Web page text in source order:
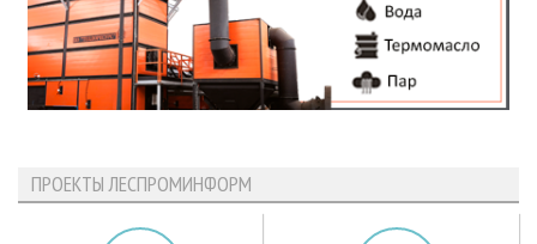
ПРОЕКТЫ ЛЕСПРОМИНФОРМ